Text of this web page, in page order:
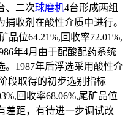
、二次球磨机4台形成两组
收剂在酸性介质中进行。
品位64.21%,回收率72.01%,
年4月由于配酸配药系统
。1987年后浮选采用酸性介
段取得的初步选别指标
回收率68.06%,尾矿品位
差距，有待进一步调试改